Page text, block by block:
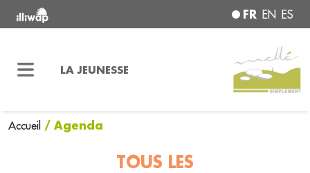
FR EN ES
LA JEUNESSE
Accueil / Agenda
TOUS LES